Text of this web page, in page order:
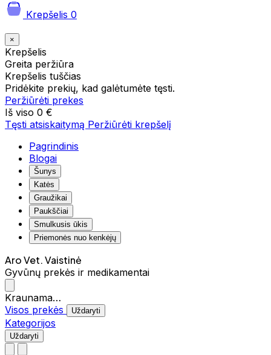
Krepšelis 0
×
Krepšelis
Greita peržiūra
Krepšelis tuščias
Pridėkite prekių, kad galėtumėte tęsti.
Peržiūrėti prekes
Iš viso 0 €
Tęsti atsiskaitymą Peržiūrėti krepšelį
Pagrindinis
Blogai
Šunys
Katės
Graužikai
Paukščiai
Smulkusis ūkis
Priemonės nuo kenkėjų
Aro Vet. Vaistinė
Gyvūnų prekės ir medikamentai
Kraunama…
Visos prekės
Uždaryti
Kategorijos
Uždaryti